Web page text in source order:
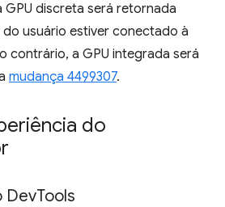
GPU discreta será retornada
usuário estiver conectado à
contrário, a GPU integrada será
mudança 4499307.
do
DevTools